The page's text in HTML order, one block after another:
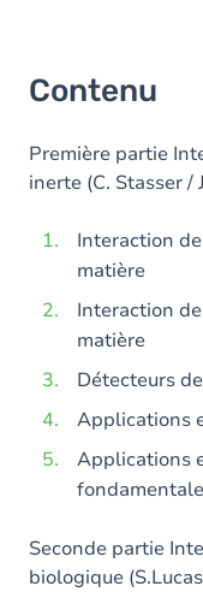
Contenu
Première partie
inerte (C. Stasser /
Interaction
matière
Interaction
matière
Détecteurs
Applications
Applications
fondamentale
Seconde partie
biologique